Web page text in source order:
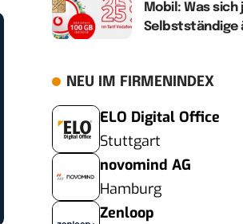
Mobil: Was
Selbstständige
NEU IM FIRMENINDEX
ELO Digital Office
Stuttgart
novomind AG
Hamburg
Zenloop